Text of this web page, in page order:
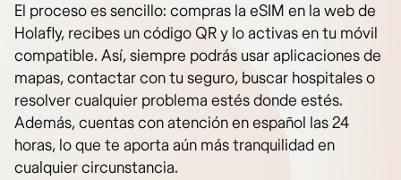
El proceso es sencillo: compras la eSIM en la web de
Holafly, recibes un código QR y lo activas en tu móvil
compatible. Así, siempre podrás usar aplicaciones de
mapas, contactar con tu seguro, buscar hospitales o
resolver cualquier problema estés donde estés.
Además, cuentas con atención en español las 24
horas, lo que te aporta aún más tranquilidad en
cualquier circunstancia.